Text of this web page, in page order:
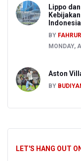
Lippo
BY
MONDAY,
Aston
BY
LET'S HANG OUT